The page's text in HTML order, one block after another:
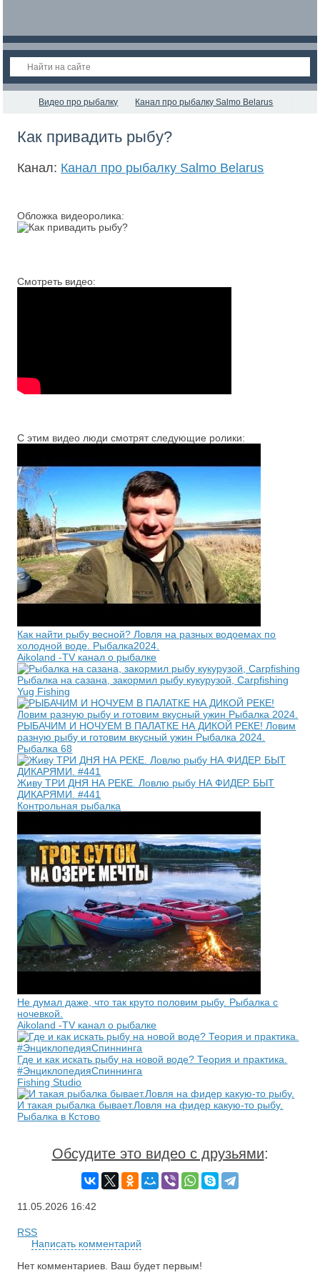
Видео про рыбалку Канал про рыбалку Salmo Belarus
Как привадить рыбу?
Канал: Канал про рыбалку Salmo Belarus
Обложка видеоролика:
Смотреть видео:
С этим видео люди смотрят следующие ролики:
Как найти рыбу весной? Ловля на разных водоемах по
холодной воде. Рыбалка2024.
Aikoland -TV канал о рыбалке
Рыбалка на сазана, закормил рыбу кукурузой, Carpfishing
Yug Fishing
РЫБАЧИМ И НОЧУЕМ В ПАЛАТКЕ НА ДИКОЙ РЕКЕ! Ловим
разную рыбу и готовим вкусный ужин Рыбалка 2024.
Рыбалка 68
Живу ТРИ ДНЯ НА РЕКЕ. Ловлю рыбу НА ФИДЕР. БЫТ
ДИКАРЯМИ. #441
Контрольная рыбалка
Не думал даже, что так круто половим рыбу. Рыбалка с
ночевкой.
Aikoland -TV канал о рыбалке
Где и как искать рыбу на новой воде? Теория и практика.
#ЭнциклопедияСпиннинга
Fishing Studio
И такая рыбалка бывает.Ловля на фидер какую-то рыбу.
Рыбалка в Кстово
Обсудите это видео с друзьями:
11.05.2026 16:42
RSS
Написать комментарий
Нет комментариев. Ваш будет первым!